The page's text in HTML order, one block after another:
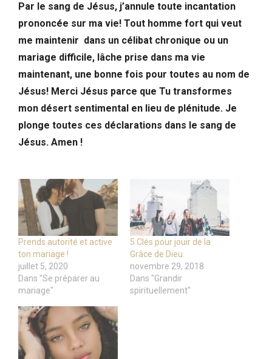
Par le sang de Jésus, j’annule toute incantation
prononcée sur ma vie! Tout homme fort qui veut
me maintenir dans un célibat chronique ou un
mariage difficile, lâche prise dans ma vie
maintenant, une bonne fois pour toutes au nom de
Jésus! Merci Jésus parce que Tu transformes
mon désert sentimental en lieu de plénitude. Je
plonge toutes ces déclarations dans le sang de
Jésus. Amen !
Prends autorité et active
ton mariage !
juillet 5, 2020
Dans "Se préparer au
mariage"
5 Clés pour jouir de la
Grâce de Dieu.
novembre 29, 2018
Dans "Grandir
spirituellement"